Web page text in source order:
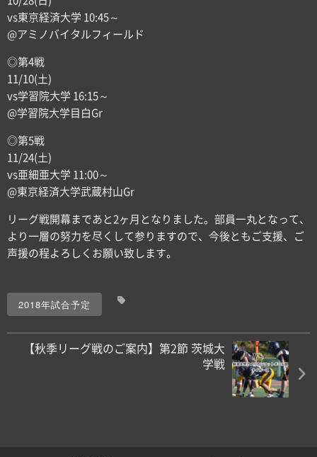
vs東京経済大学 10:45～
@アミノバイタルフィールド
◎第4戦
11/10(土)
vs学習院大学 16:15～
@学習院大学目白Gr
◎第5戦
11/24(土)
vs亜細亜大学 11:00～
@東京経済大学武蔵村山Gr
リーグ戦開幕まであと2ヶ月となりました。部員一丸となって、
より一層の努力を尽くして参りますので、今後ともご支援、ご
声援の程よろしくお願い致します。
2018年試合予定
【秋季リーグ戦のご案内】第2節 茨城大
学戦